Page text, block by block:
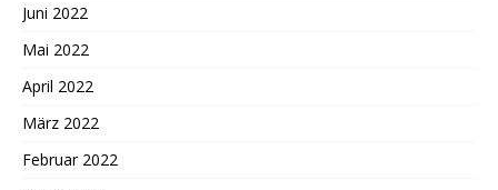
Juni 2022
Mai 2022
April 2022
März 2022
Februar 2022